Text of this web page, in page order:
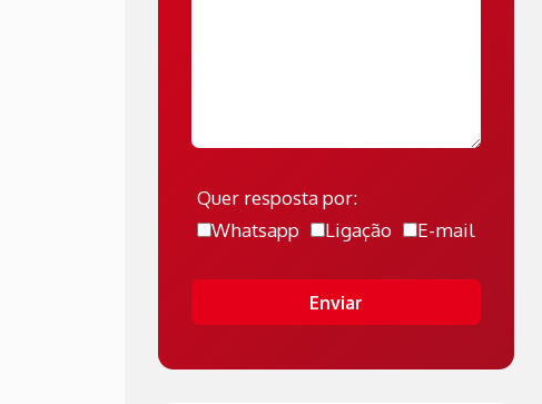
Quer resposta por:
Whatsapp
Ligação E-mail
Enviar